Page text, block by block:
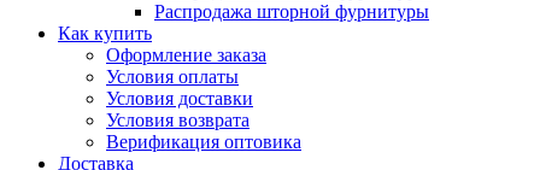
Распродажа шторной фурнитуры
Как купить
Оформление заказа
Условия оплаты
Условия доставки
Условия возврата
Верификация оптовика
Доставка